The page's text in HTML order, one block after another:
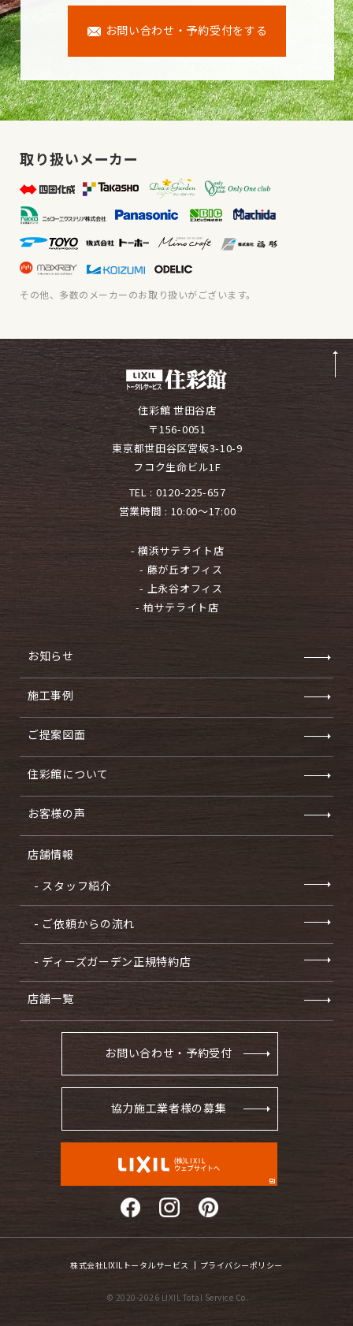
お問い合わせ・予約受付をする
取り扱いメーカー
その他、多数のメーカーのお取り扱いがございます。
住彩館 世田谷店
〒156-0051
東京都世田谷区宮坂3-10-9
フコク生命ビル1F
TEL : 0120-225-657
営業時間 : 10:00～17:00
- 横浜サテライト店
- 藤が丘オフィス
- 上永谷オフィス
- 柏サテライト店
お知らせ
施工事例
ご提案図面
住彩館について
お客様の声
店舗情報
- スタッフ紹介
- ご依頼からの流れ
- ディーズガーデン正規特約店
店舗一覧
お問い合わせ・予約受付
協力施工業者様の募集
株式会社LIXILトータルサービス プライバシーポリシー
© 2020-2026 LIXIL Total Service Co.